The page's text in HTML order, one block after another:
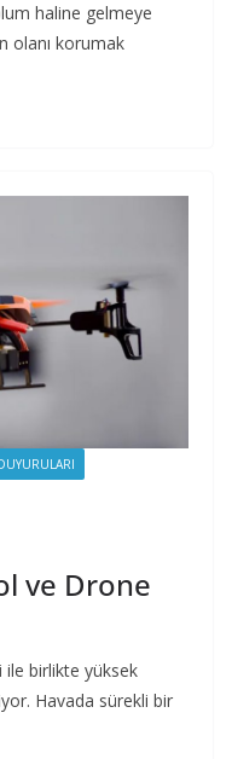
haline gelmeye
olanı korumak
ve Drone
birlikte yüksek
Havada sürekli bir